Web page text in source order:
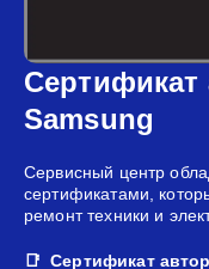
Samsung
Сервисный центр
сертификатами,
ремонт техники и
Сертификат